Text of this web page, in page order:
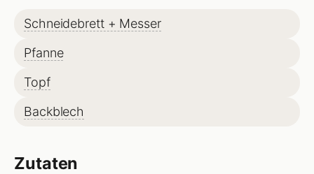
Schneidebrett + Messer
Pfanne
Topf
Backblech
Zutaten